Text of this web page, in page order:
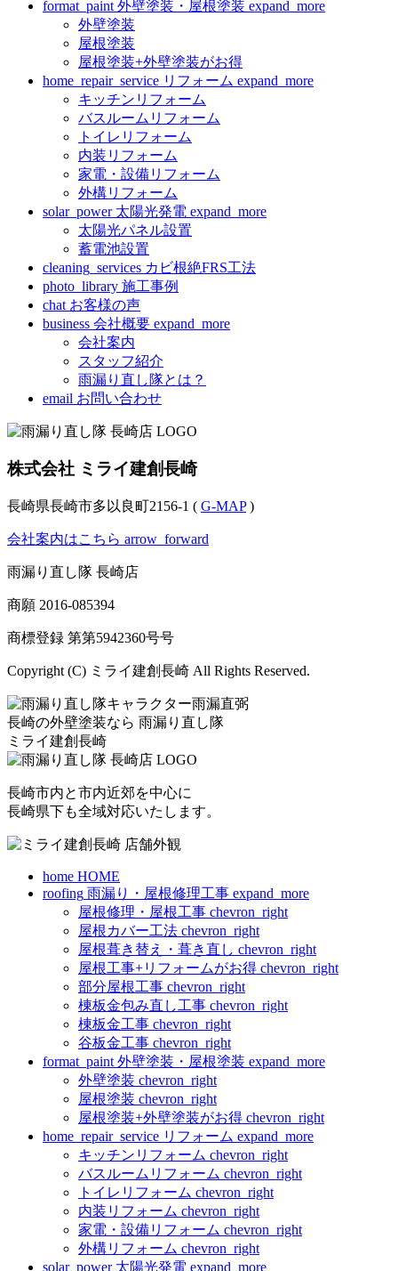
format_paint 外壁塗装・屋根塗装 expand_more
外壁塗装
屋根塗装
屋根塗装+外壁塗装がお得
home_repair_service リフォーム expand_more
キッチンリフォーム
バスルームリフォーム
トイレリフォーム
内装リフォーム
家電・設備リフォーム
外構リフォーム
solar_power 太陽光発電 expand_more
太陽光パネル設置
蓄電池設置
cleaning_services カビ根絶FRS工法
photo_library 施工事例
chat お客様の声
business 会社概要 expand_more
会社案内
スタッフ紹介
雨漏り直し隊とは？
email お問い合わせ
株式会社 ミライ建創長崎
長崎県長崎市多以良町2156-1 ( G-MAP)
会社案内はこちら arrow_forward
雨漏り直し隊 長崎店
商願 2016-085394
商標登録 第第5942360号号
Copyright (C) ミライ建創長崎 All Rights Reserved.
長崎の外壁塗装なら 雨漏り直し隊
ミライ建創長崎
長崎市内と市内近郊を中心に
長崎県下も全域対応いたします。
home HOME
roofing 雨漏り・屋根修理工事 expand_more
屋根修理・屋根工事 chevron_right
屋根カバー工法 chevron_right
屋根葺き替え・葺き直し chevron_right
屋根工事+リフォームがお得 chevron_right
部分屋根工事 chevron_right
棟板金包み直し工事 chevron_right
棟板金工事 chevron_right
谷板金工事 chevron_right
format_paint 外壁塗装・屋根塗装 expand_more
外壁塗装 chevron_right
屋根塗装 chevron_right
屋根塗装+外壁塗装がお得 chevron_right
home_repair_service リフォーム expand_more
キッチンリフォーム chevron_right
バスルームリフォーム chevron_right
トイレリフォーム chevron_right
内装リフォーム chevron_right
家電・設備リフォーム chevron_right
外構リフォーム chevron_right
solar_power 太陽光発電 expand_more